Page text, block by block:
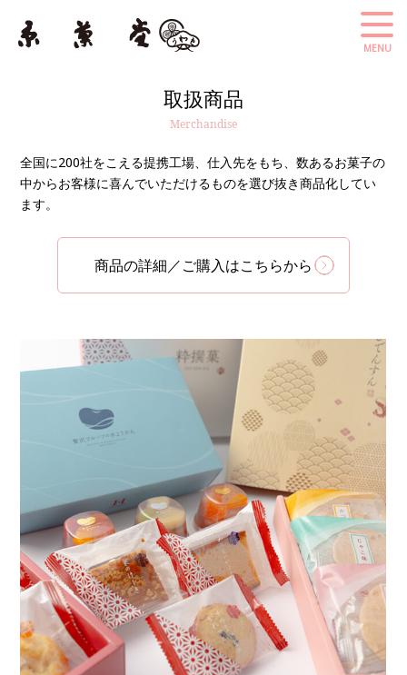
取扱商品
Merchandise
全国に200社をこえる提携工場、仕入先をもち、数あるお菓子の
中からお客様に喜んでいただけるものを選び抜き商品化してい
ます。
商品の詳細／ご購入はこちらから